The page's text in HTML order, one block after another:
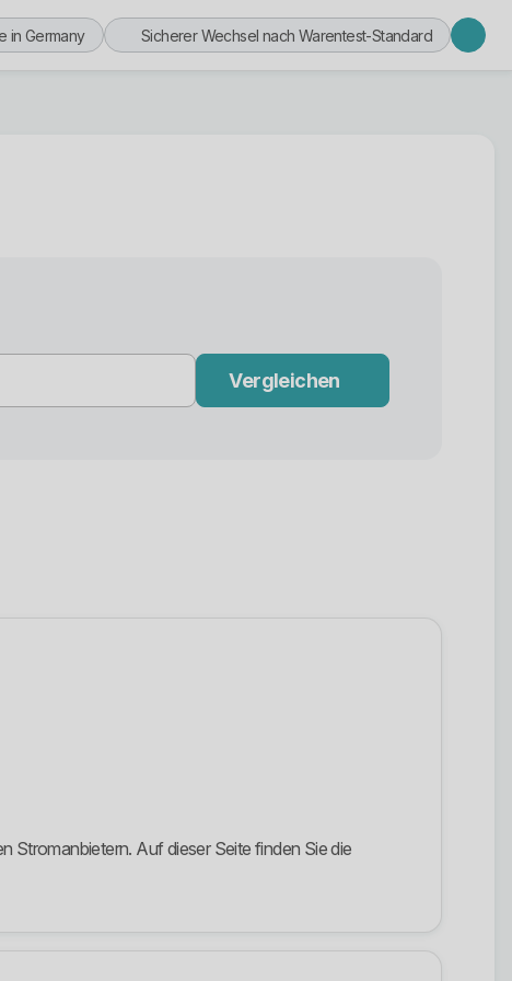
in Germany Sicherer Wechsel nach Warentest-Standard
Vergleichen
Stromanbietern. Auf dieser Seite finden Sie die